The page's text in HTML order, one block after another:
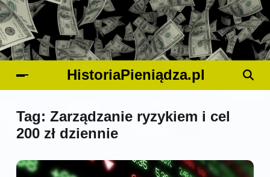
HistoriaPieniądza.pl
Tag: Zarządzanie ryzykiem i cel
200 zł dziennie